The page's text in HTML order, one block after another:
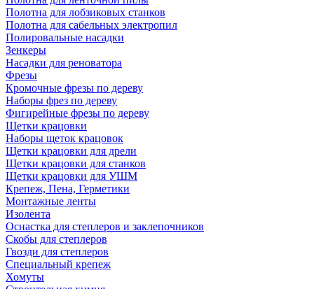
Полотна для лобзиковых станков
Полотна для сабельных электропил
Полировальные насадки
Зенкеры
Насадки для реноватора
Фрезы
Кромочные фрезы по дереву
Наборы фрез по дереву
Фигирейные фрезы по дереву
Щетки крацовки
Наборы щеток крацовок
Щетки крацовки для дрели
Щетки крацовки для станков
Щетки крацовки для УШМ
Крепеж, Пена, Герметики
Монтажные ленты
Изолента
Оснастка для степлеров и заклепочников
Скобы для степлеров
Гвозди для степлеров
Специальный крепеж
Хомуты